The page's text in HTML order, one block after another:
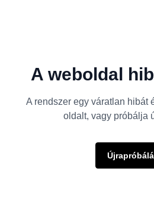
A weboldal
A rendszer egy váratlan hibát
oldalt, vagy próbálja